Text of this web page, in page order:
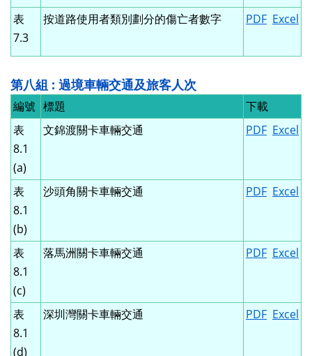
表
7.3
按道路使用者類別劃分的傷亡者數字 PDF Excel
第八組 : 過境車輛交通及旅客人次
編號 標題
下載
表
8.1
(a)
文錦渡關卡車輛交通 PDF Excel
表
8.1
(b)
沙頭角關卡車輛交通 PDF Excel
表
8.1
(c)
落馬洲關卡車輛交通 PDF Excel
表
8.1
(d)
深圳灣關卡車輛交通 PDF Excel